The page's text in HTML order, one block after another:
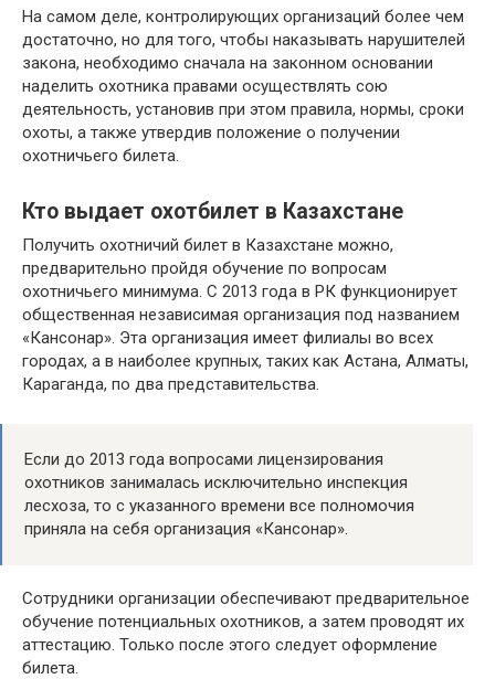
На самом деле, контролирующих организаций более чем
достаточно, но для того, чтобы наказывать нарушителей
закона, необходимо сначала на законном основании
наделить охотника правами осуществлять сою
деятельность, установив при этом правила, нормы, сроки
охоты, а также утвердив положение о получении
охотничьего билета.
Кто выдает охотбилет в Казахстане
Получить охотничий билет в Казахстане можно,
предварительно пройдя обучение по вопросам
охотничьего минимума. С 2013 года в РК функционирует
общественная независимая организация под названием
«Кансонар». Эта организация имеет филиалы во всех
городах, а в наиболее крупных, таких как Астана, Алматы,
Караганда, по два представительства.
Если до 2013 года вопросами лицензирования
охотников занималась исключительно инспекция
лесхоза, то с указанного времени все полномочия
приняла на себя организация «Кансонар».
Сотрудники организации обеспечивают предварительное
обучение потенциальных охотников, а затем проводят их
аттестацию. Только после этого следует оформление
билета.